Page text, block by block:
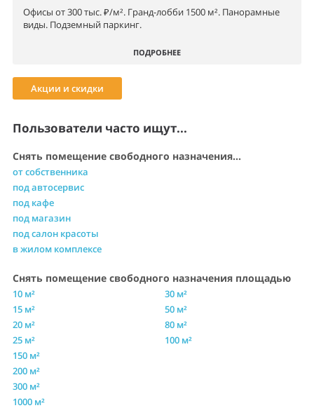
Офисы от 300 тыс. ₽/м². Гранд-лобби 1500 м². Панорамные
виды. Подземный паркинг.
ПОДРОБНЕЕ
Акции и скидки
Пользователи часто ищут...
Снять помещение свободного назначения...
от собственника
под автосервис
под кафе
под магазин
под салон красоты
в жилом комплексе
Снять помещение свободного назначения площадью
10 м²
15 м²
20 м²
25 м²
30 м²
50 м²
80 м²
100 м²
150 м²
200 м²
300 м²
1000 м²